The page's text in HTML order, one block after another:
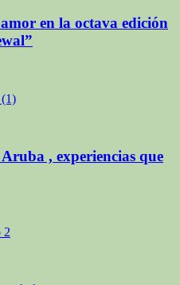
en la octava edición
, experiencias que